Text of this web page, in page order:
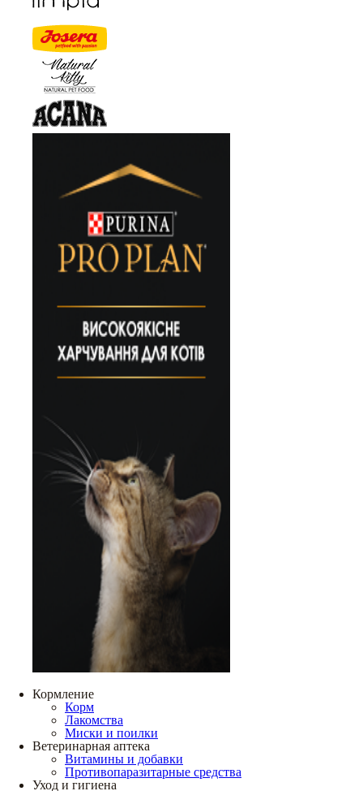
Кормление
Корм
Лакомства
Миски и поилки
Ветеринарная аптека
Витамины и добавки
Противопаразитарные средства
Уход и гигиена